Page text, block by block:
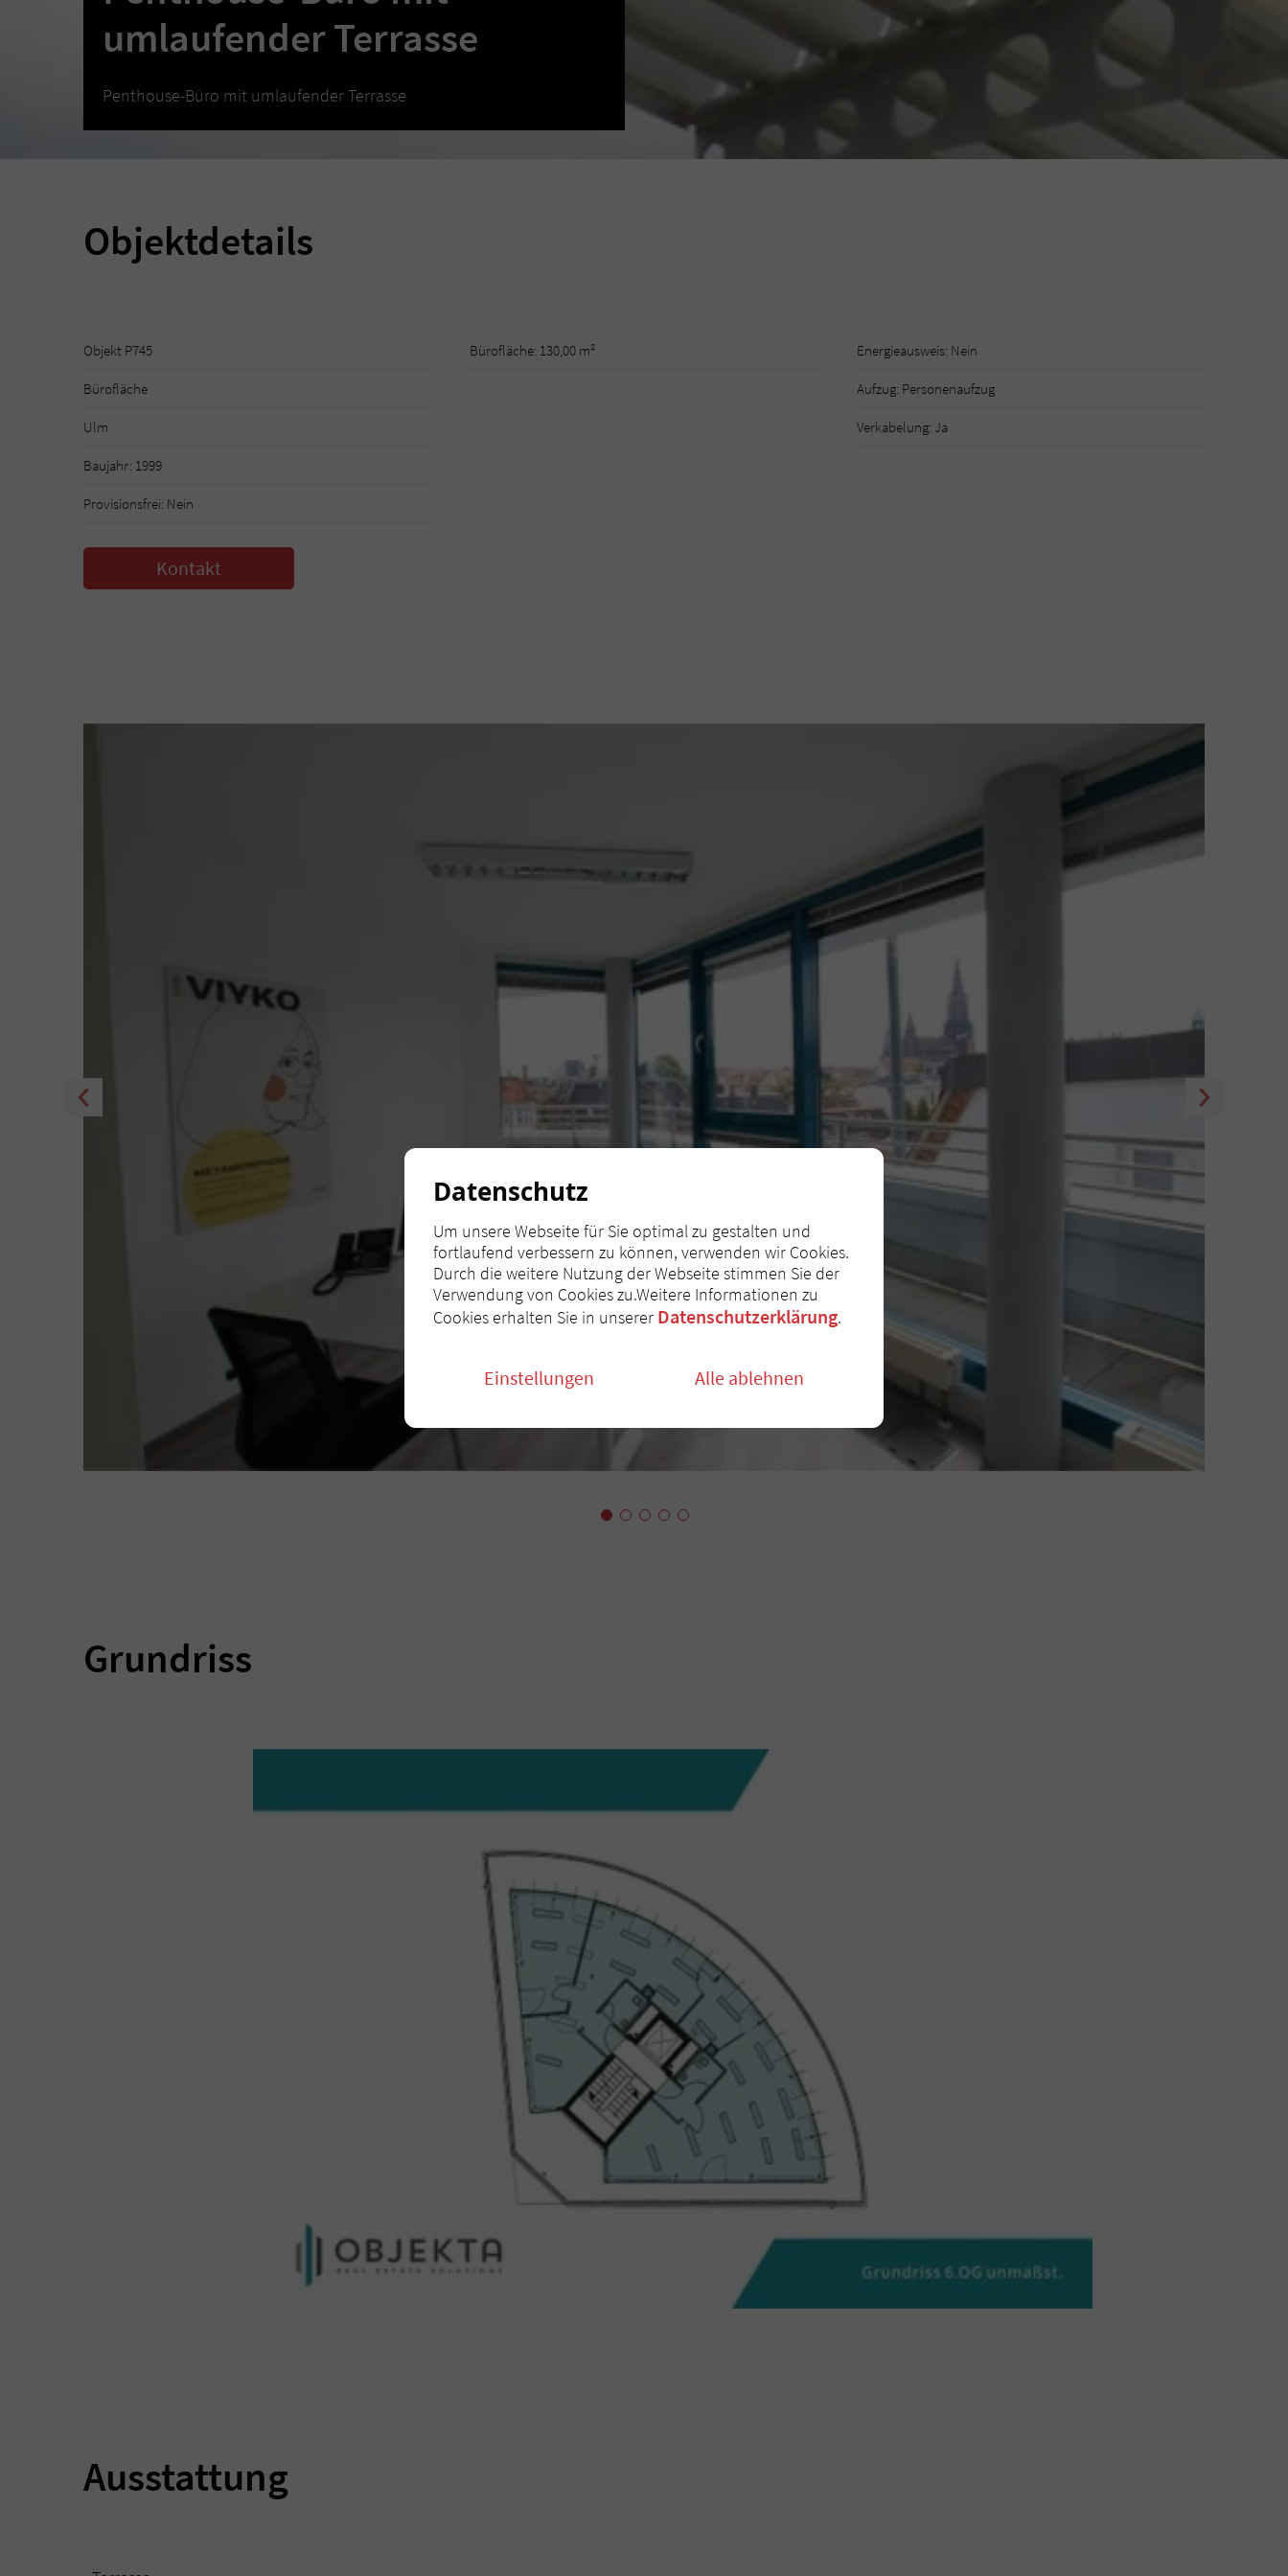
umlaufender Terrasse
Penthouse-Büro mit umlaufender Terrasse
Objektdetails
Objekt P745
Bürofläche
Ulm
Baujahr: 1999
Provisionsfrei: Nein
Kontakt
Bürofläche: 130,00 m² Energieausweis: Nein
Aufzug: Personenaufzug
Verkabelung: Ja
Grundriss
Ausstattung
Datenschutz
Um unsere Webseite für Sie optimal zu gestalten und
fortlaufend verbessern zu können, verwenden wir Cookies.
Durch die weitere Nutzung der Webseite stimmen Sie der
Verwendung von Cookies zu.Weitere Informationen zu
Cookies erhalten Sie in unserer Datenschutzerklärung.
Einstellungen Alle ablehnen Alle akzeptieren